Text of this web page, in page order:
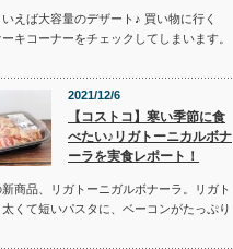
えば大容量のデザート♪ 買い物に行く
キコーナーをチェックしてしまいます。
2021/12/6
【コストコ】寒い季節に食
べたい♪リガトーニカルボナ
ーラを実食レポート！
新商品、リガトーニガルボナーラ。リガト
くて短いパスタに、ベーコンがたっぷり